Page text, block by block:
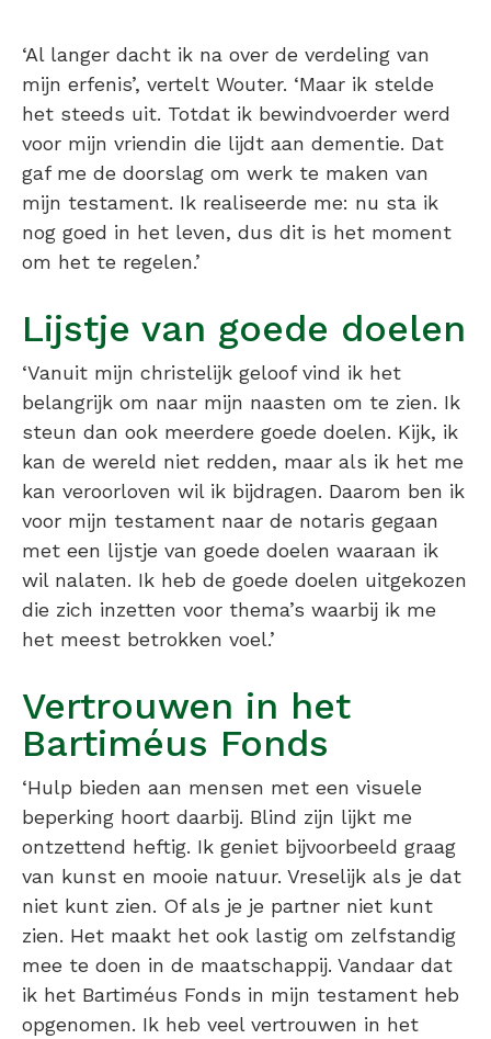
‘Al langer dacht ik na over de verdeling van
mijn erfenis’, vertelt Wouter. ‘Maar ik stelde
het steeds uit. Totdat ik bewindvoerder werd
voor mijn vriendin die lijdt aan dementie. Dat
gaf me de doorslag om werk te maken van
mijn testament. Ik realiseerde me: nu sta ik
nog goed in het leven, dus dit is het moment
om het te regelen.’
Lijstje van goede doelen
‘Vanuit mijn christelijk geloof vind ik het
belangrijk om naar mijn naasten om te zien. Ik
steun dan ook meerdere goede doelen. Kijk, ik
kan de wereld niet redden, maar als ik het me
kan veroorloven wil ik bijdragen. Daarom ben ik
voor mijn testament naar de notaris gegaan
met een lijstje van goede doelen waaraan ik
wil nalaten. Ik heb de goede doelen uitgekozen
die zich inzetten voor thema’s waarbij ik me
het meest betrokken voel.’
Vertrouwen in het
Bartiméus Fonds
‘Hulp bieden aan mensen met een visuele
beperking hoort daarbij. Blind zijn lijkt me
ontzettend heftig. Ik geniet bijvoorbeeld graag
van kunst en mooie natuur. Vreselijk als je dat
niet kunt zien. Of als je je partner niet kunt
zien. Het maakt het ook lastig om zelfstandig
mee te doen in de maatschappij. Vandaar dat
ik het Bartiméus Fonds in mijn testament heb
opgenomen. Ik heb veel vertrouwen in het